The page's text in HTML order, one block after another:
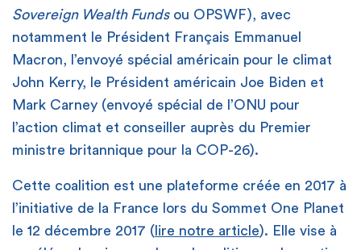
Sovereign Wealth Fundsou OPSWF), avec
notamment le Président Français Emmanuel
Macron, l’envoyé spécial américain pour le climat
John Kerry, le Président américain Joe Biden et
Mark Carney (envoyé spécial de l’ONU pour
l’action climat et conseiller auprès du Premier
ministre britannique pour la COP-26).
Cette coalition est une plateforme créée en 2017 à
l’initiative de la France lors du Sommet One Planet
le 12 décembre 2017 ( lire notre article). Elle vise à